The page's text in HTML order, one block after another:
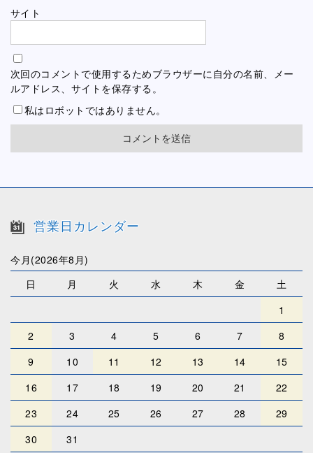
サイト
次回のコメントで使用するためブラウザーに自分の名前、メー
ルアドレス、サイトを保存する。
私はロボットではありません。
営業日カレンダー
今月(2026年8月)
日
月 火 水 木 金
土
1
2
3 4 5 6 7
8
9
10 11 12 13 14
15
16
17 18 19 20 21
22
23
24 25 26 27 28
29
30
31